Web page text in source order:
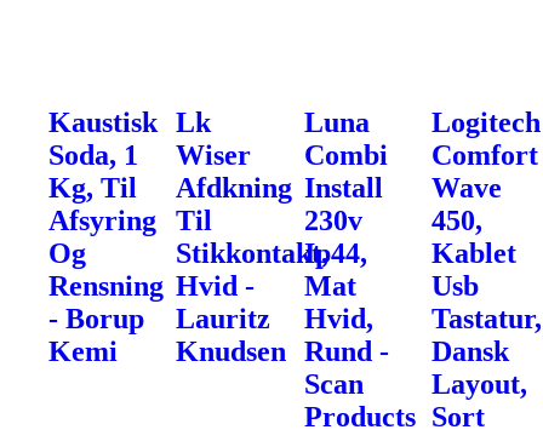
Kaustisk
Soda, 1
Kg, Til
Afsyring
Og
Rensning
- Borup
Kemi
Lk
Wiser
Afdkning
Til
Stikkontakt,
Hvid -
Lauritz
Knudsen
Luna
Combi
Install
230v
Ip44,
Mat
Hvid,
Rund -
Scan
Products
Logitech
Comfort
Wave
450,
Kablet
Usb
Tastatur,
Dansk
Layout,
Sort